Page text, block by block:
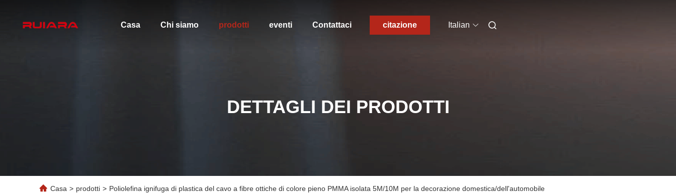
Casa Chi siamo prodotti eventi Contattaci citazione Italian
DETTAGLI DEI PRODOTTI
Casa > prodotti > Poliolefina ignifuga di plastica del cavo a fibre ottiche di colore pieno PMMA isolata 5M/10M per la decorazione domestica/dell'automobile